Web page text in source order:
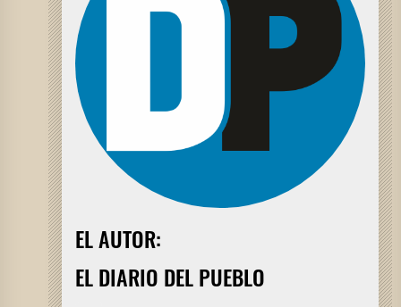
EL AUTOR:
EL DIARIO DEL PUEBLO